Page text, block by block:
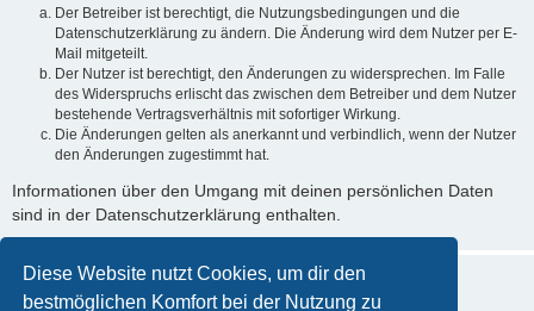
Diese Website nutzt Cookies, um dir den
bestmöglichen Komfort bei der Nutzung zu
Der Betreiber ist berechtigt, die Nutzungsbedingungen und die
Datenschutzerklärung zu ändern. Die Änderung wird dem Nutzer per E-
Mail mitgeteilt.
Der Nutzer ist berechtigt, den Änderungen zu widersprechen. Im Falle
des Widerspruchs erlischt das zwischen dem Betreiber und dem Nutzer
bestehende Vertragsverhältnis mit sofortiger Wirkung.
Die Änderungen gelten als anerkannt und verbindlich, wenn der Nutzer
den Änderungen zugestimmt hat.
Informationen über den Umgang mit deinen persönlichen Daten
sind in der Datenschutzerklärung enthalten.